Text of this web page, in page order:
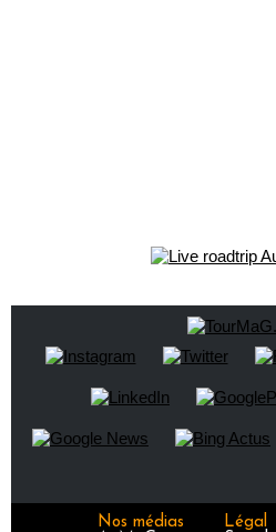
Nos médias
Légal